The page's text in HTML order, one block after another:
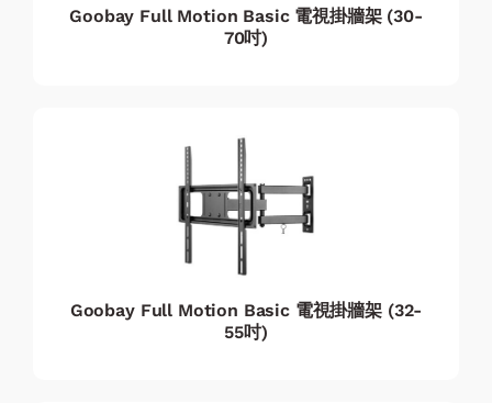
Goobay Full Motion Basic 電視掛牆架 (30-
70吋)
Goobay Full Motion Basic 電視掛牆架 (32-
55吋)